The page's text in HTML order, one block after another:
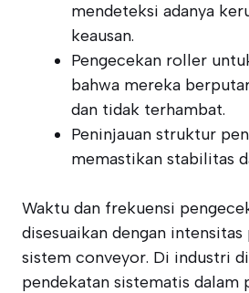
mendeteksi adanya
keausan.
Pengecekan roller
bahwa mereka
dan tidak terhambat.
Peninjauan struktur
memastikan stabilitas
Waktu dan frekuensi
disesuaikan dengan intensitas
sistem conveyor. Di industri
pendekatan sistematis dalam